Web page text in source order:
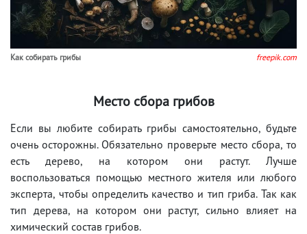
Как собирать грибы freepik.com
Место сбора грибов
Если вы любите собирать грибы самостоятельно, будьте
очень осторожны. Обязательно проверьте место сбора, то
есть дерево, на котором они растут. Лучше
воспользоваться помощью местного жителя или любого
эксперта, чтобы определить качество и тип гриба. Так как
тип дерева, на котором они растут, сильно влияет на
химический состав грибов.